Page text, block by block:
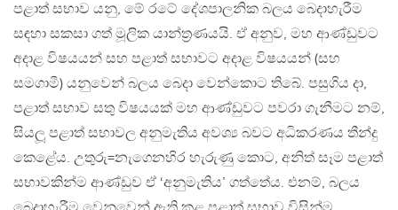
පළාත් සභාව යනු, මේ රටේ දේශපාලනික බලය බෙදාහැරීම
සඳහා සකසා ගත් මූලික යාන්ත‍්‍රණයයි. ඒ අනුව, මහ ආණ්ඩුවට
අදාළ විෂයයන් සහ පළාත් සභාවට අදාළ විෂයයන් (සහ
සමගාමී) යනුවෙන් බලය බෙදා වෙන්කොට තිබේ. පසුගිය දා,
පළාත් සභාව සතු විෂයයක් මහ ආණ්ඩුවට පවරා ගැනීමට නම්,
සියලූ පළාත් සභාවල අනුමැතිය අවශ්‍ය බවට අධිකරණය තීන්දු
කෙළේය. උතුරු=නැගෙනහිර හැරුණු කොට, අනිත් සෑම පළාත්
සභාවකින්ම ආණ්ඩුව ඒ ‘අනුමැතිය’ ගත්තේය. එනම්, බලය